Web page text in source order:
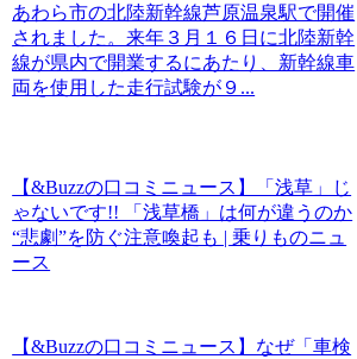
あわら市の北陸新幹線芦原温泉駅で開催
されました。来年３月１６日に北陸新幹
線が県内で開業するにあたり、新幹線車
両を使用した走行試験が９...
【&Buzzの口コミニュース】「浅草」じ
ゃないです!! 「浅草橋」は何が違うのか
“悲劇”を防ぐ注意喚起も | 乗りものニュ
ース
【&Buzzの口コミニュース】なぜ「車検